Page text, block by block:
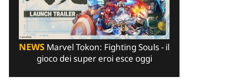
NEWS Marvel Tokon: Fighting Souls - il
gioco dei super eroi esce oggi